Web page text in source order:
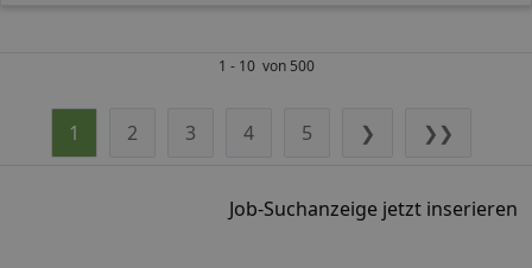
1 - 10 von 500
1 2 3 4 5 ❯ ❯❯
Job-Suchanzeige jetzt inserieren